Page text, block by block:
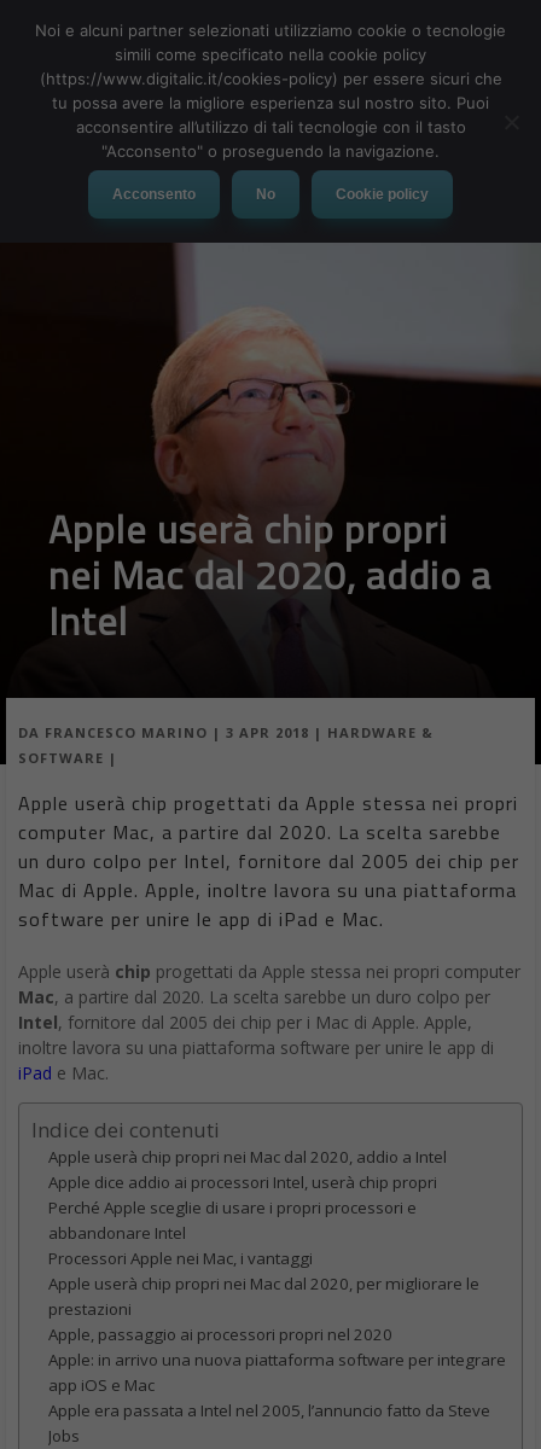
MENU
Apple userà chip propri
nei Mac dal 2020, addio a
Intel
DA FRANCESCO MARINO | 3 APR 2018 | HARDWARE &
SOFTWARE |
Apple userà chip progettati da Apple stessa nei propri
computer Mac, a partire dal 2020. La scelta sarebbe
un duro colpo per Intel, fornitore dal 2005 dei chip per
Mac di Apple. Apple, inoltre lavora su una piattaforma
software per unire le app di iPad e Mac.
Apple userà chip progettati da Apple stessa nei propri computer
Mac, a partire dal 2020. La scelta sarebbe un duro colpo per
Intel, fornitore dal 2005 dei chip per i Mac di Apple. Apple,
inoltre lavora su una piattaforma software per unire le app di
iPad e Mac.
Indice dei contenuti
Apple userà chip propri nei Mac dal 2020, addio a Intel
Apple dice addio ai processori Intel, userà chip propri
Perché Apple sceglie di usare i propri processori e
abbandonare Intel
Processori Apple nei Mac, i vantaggi
Apple userà chip propri nei Mac dal 2020, per migliorare le
prestazioni
Apple, passaggio ai processori propri nel 2020
Apple: in arrivo una nuova piattaforma software per integrare
app iOS e Mac
Apple era passata a Intel nel 2005, l’annuncio fatto da Steve
Jobs
Noi e alcuni partner selezionati utilizziamo cookie o tecnologie
simili come specificato nella cookie policy
(https://www.digitalic.it/cookies-policy) per essere sicuri che
tu possa avere la migliore esperienza sul nostro sito. Puoi
acconsentire all’utilizzo di tali tecnologie con il tasto
"Acconsento" o proseguendo la navigazione.
Acconsento No Cookie policy